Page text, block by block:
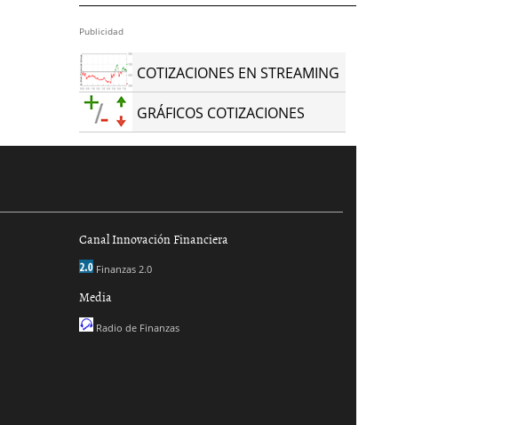
Publicidad
COTIZACIONES EN STREAMING
GRÁFICOS COTIZACIONES
Canal Innovación Financiera
Finanzas 2.0
Media
Radio de Finanzas